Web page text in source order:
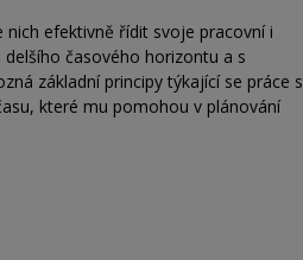
efektivně řídit svoje pracovní i
časového horizontu a s
základní principy týkající se práce s
které mu pomohou v plánování